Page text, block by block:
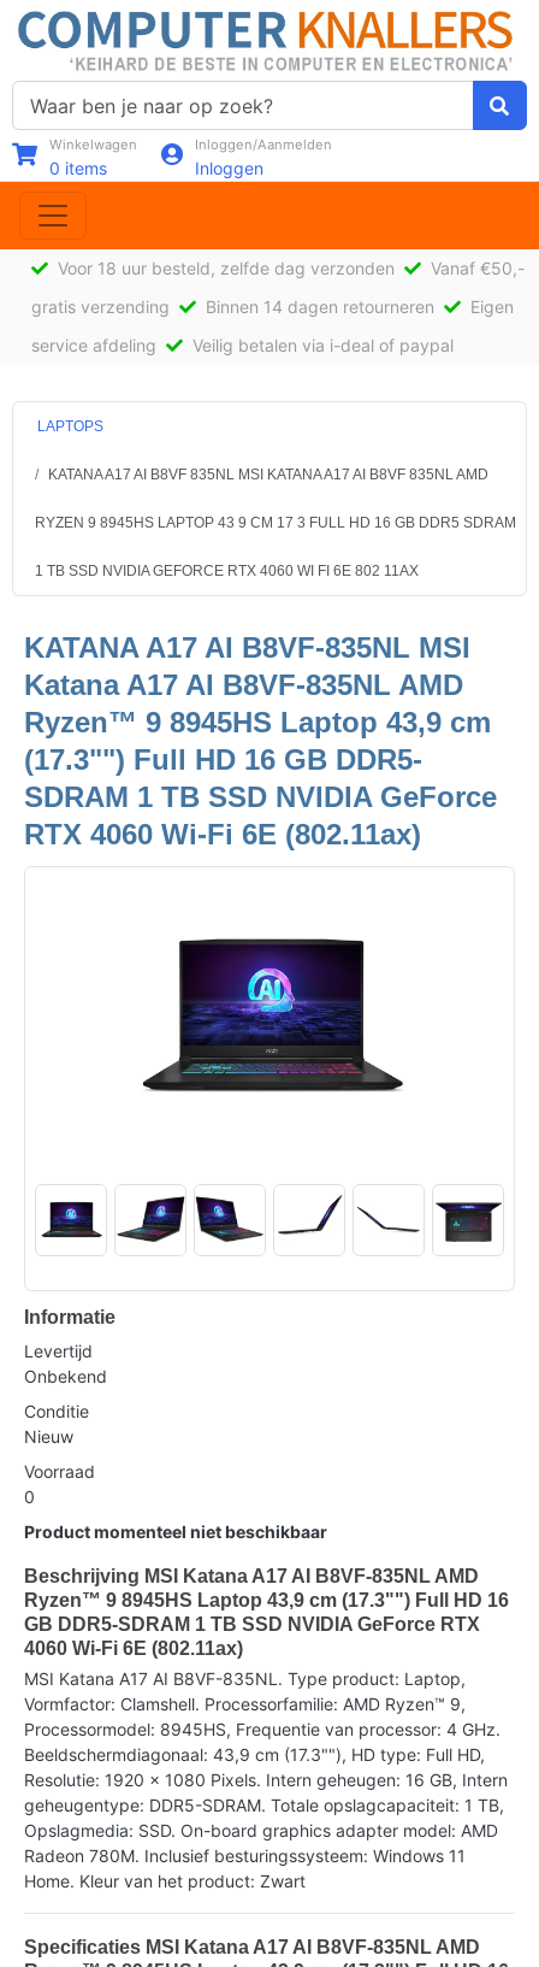
Winkelwagen
0 items
Inloggen/Aanmelden
Inloggen
Voor 18 uur besteld, zelfde dag verzonden
Vanaf €50,-
gratis verzending
Binnen 14 dagen retourneren
Eigen
service afdeling
Veilig betalen via i-deal of paypal
LAPTOPS
KATANA A17 AI B8VF 835NL MSI KATANA A17 AI B8VF 835NL AMD
RYZEN 9 8945HS LAPTOP 43 9 CM 17 3 FULL HD 16 GB DDR5 SDRAM
1 TB SSD NVIDIA GEFORCE RTX 4060 WI FI 6E 802 11AX
KATANA A17 AI B8VF-835NL MSI
Katana A17 AI B8VF-835NL AMD
Ryzen™ 9 8945HS Laptop 43,9 cm
(17.3"") Full HD 16 GB DDR5-
SDRAM 1 TB SSD NVIDIA GeForce
RTX 4060 Wi-Fi 6E (802.11ax)
Informatie
Levertijd
Onbekend
Conditie
Nieuw
Voorraad
0
Product momenteel niet beschikbaar
Beschrijving MSI Katana A17 AI B8VF-835NL AMD
Ryzen™ 9 8945HS Laptop 43,9 cm (17.3"") Full HD 16
GB DDR5-SDRAM 1 TB SSD NVIDIA GeForce RTX
4060 Wi-Fi 6E (802.11ax)
MSI Katana A17 AI B8VF-835NL. Type product: Laptop,
Vormfactor: Clamshell. Processorfamilie: AMD Ryzen™ 9,
Processormodel: 8945HS, Frequentie van processor: 4 GHz.
Beeldschermdiagonaal: 43,9 cm (17.3""), HD type: Full HD,
Resolutie: 1920 x 1080 Pixels. Intern geheugen: 16 GB, Intern
geheugentype: DDR5-SDRAM. Totale opslagcapaciteit: 1 TB,
Opslagmedia: SSD. On-board graphics adapter model: AMD
Radeon 780M. Inclusief besturingssysteem: Windows 11
Home. Kleur van het product: Zwart
Specificaties MSI Katana A17 AI B8VF-835NL AMD